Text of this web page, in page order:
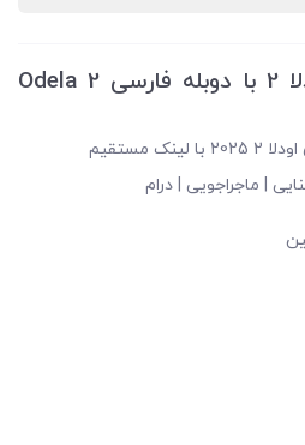
دانلود فیلم هندی اودلا 2 با دوبله فارسی Odela 2
مستقیم
| ماجراجویی | درام